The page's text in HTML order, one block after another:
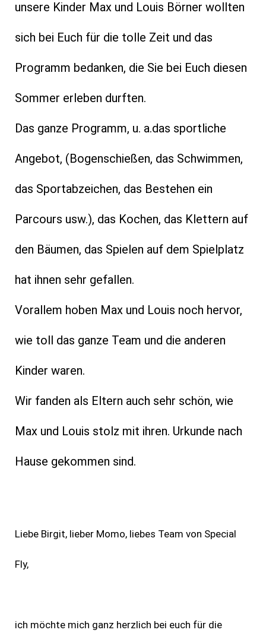
unsere Kinder Max und Louis Börner wollten
sich bei Euch für die tolle Zeit und das
Programm bedanken, die Sie bei Euch diesen
Sommer erleben durften.
Das ganze Programm, u. a.das sportliche
Angebot, (Bogenschießen, das Schwimmen,
das Sportabzeichen, das Bestehen ein
Parcours usw.), das Kochen, das Klettern auf
den Bäumen, das Spielen auf dem Spielplatz
hat ihnen sehr gefallen.
Vorallem hoben Max und Louis noch hervor,
wie toll das ganze Team und die anderen
Kinder waren.
Wir fanden als Eltern auch sehr schön, wie
Max und Louis stolz mit ihren. Urkunde nach
Hause gekommen sind.
Liebe Birgit, lieber Momo, liebes Team von Special
Fly,
ich möchte mich ganz herzlich bei euch für die